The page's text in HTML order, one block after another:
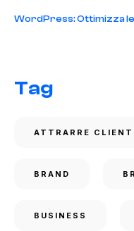
WordPress: Ottimizza
Tag
ATTRARRE
BRAND
BUSINESS